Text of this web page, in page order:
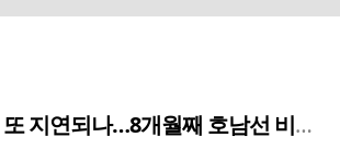
되나…8개월째 호남선 비개착공사 시공사 선정 난항